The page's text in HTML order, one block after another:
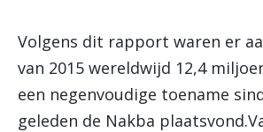
Volgens dit rapport waren er
van 2015 wereldwijd 12,4
een negenvoudige toename
geleden de Nakba